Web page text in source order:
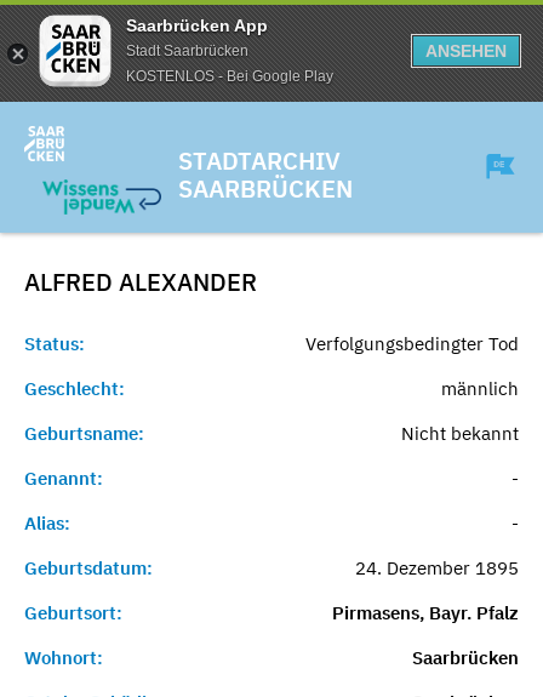
Saarbrücken App
Stadt Saarbrücken
KOSTENLOS - Bei Google Play
ANSEHEN
STADTARCHIV
SAARBRÜCKEN
ALFRED ALEXANDER
Status:
Verfolgungsbedingter Tod
Geschlecht:
männlich
Geburtsname:
Nicht bekannt
Genannt:
-
Alias:
-
Geburtsdatum:
24. Dezember 1895
Geburtsort:
Pirmasens, Bayr. Pfalz
Wohnort:
Saarbrücken